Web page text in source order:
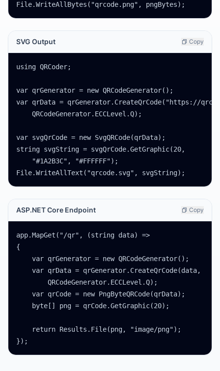
File.WriteAllBytes("qrcode.png", pngBytes);
SVG Output Copy
using QRCoder;
var qrGenerator = new QRCodeGenerator();
var qrData = qrGenerator.CreateQrCode("https://
    QRCodeGenerator.ECCLevel.Q);
var svgQrCode = new SvgQRCode(qrData);
string svgString = svgQrCode.GetGraphic(20,
    "#1A2B3C", "#FFFFFF");
File.WriteAllText("qrcode.svg", svgString);
ASP.NET Core Endpoint Copy
app.MapGet("/qr", (string data) =>
{
    var qrGenerator = new QRCodeGenerator();
    var qrData = qrGenerator.CreateQrCode(data,
        QRCodeGenerator.ECCLevel.Q);
    var qrCode = new PngByteQRCode(qrData);
    byte[] png = qrCode.GetGraphic(20);
    return Results.File(png, "image/png");
});